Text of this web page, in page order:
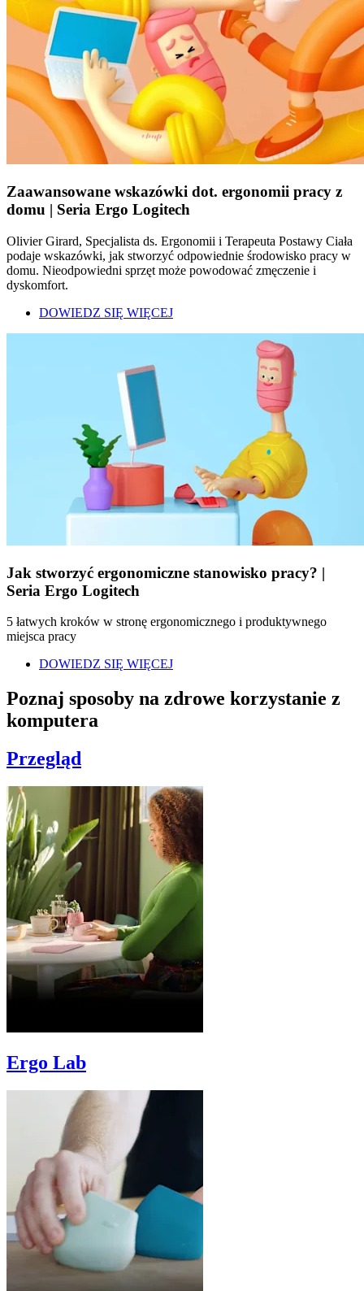
Zaawansowane wskazówki dot. ergonomii pracy z
domu | Seria Ergo Logitech
Olivier Girard, Specjalista ds. Ergonomii i Terapeuta Postawy Ciała
podaje wskazówki, jak stworzyć odpowiednie środowisko pracy w
domu. Nieodpowiedni sprzęt może powodować zmęczenie i
dyskomfort.
DOWIEDZ SIĘ WIĘCEJ
Jak stworzyć ergonomiczne stanowisko pracy? |
Seria Ergo Logitech
5 łatwych kroków w stronę ergonomicznego i produktywnego
miejsca pracy
DOWIEDZ SIĘ WIĘCEJ
Poznaj sposoby na zdrowe korzystanie z
komputera
Przegląd
Ergo Lab